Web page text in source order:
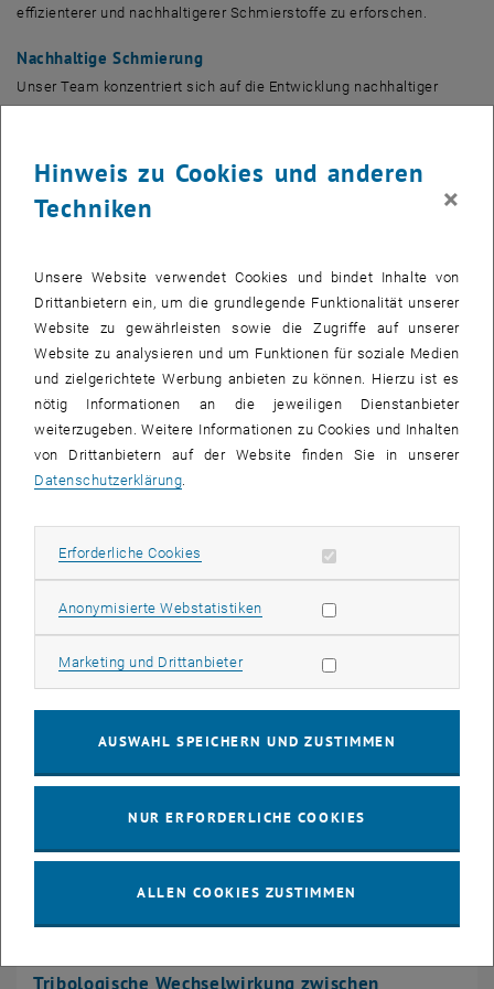
effizienterer und nachhaltigerer Schmierstoffe zu erforschen.
Nachhaltige Schmierung
Unser Team konzentriert sich auf die Entwicklung nachhaltiger
von verschleißfesten Feststoffbeschichtungen mit
anhaltende Schmierung bei gleichzeitiger Reduzierung des
steigert die Leistung erheblich. Diese Technologie reduziert die
Reibung und den Verschleiß unter extremen Bedingungen und
verlängert so die Lebensdauer von Anlagen, während
umweltfreundliche Flüssigschmierstoffe eine stabile, reibungsarme
und energieeffiziente Leistung mit biologischer Abbaubarkeit und
geringer Toxizität bieten. Wir befassen uns nicht nur mit den
Fortschritten in der Tribologie, wie z. B. der Superschmierung mit
Frühere Forschungsschwerpunkte
Tribologische Wechselwirkung zwischen
Hinweis zu Cookies und anderen
Techniken
×
Unsere Website verwendet Cookies und bindet Inhalte von
Drittanbietern ein, um die grundlegende Funktionalität unserer
Website zu gewährleisten sowie die Zugriffe auf unserer
Website zu analysieren und um Funktionen für soziale Medien
und zielgerichtete Werbung anbieten zu können. Hierzu ist es
nötig Informationen an die jeweiligen Dienstanbieter
weiterzugeben. Weitere Informationen zu Cookies und Inhalten
von Drittanbietern auf der Website finden Sie in unserer
Datenschutzerklärung
Erforderliche Cookies Erforderliche Cookies zulassen
Anonymisierte WebstatistikenStatistik Cookies zulassen
Marketing und DrittanbieterMarketing Cookies zulassen
AUSWAHL SPEICHERN UND ZUSTIMMEN
NUR ERFORDERLICHE COOKIES
ALLEN COOKIES ZUSTIMMEN